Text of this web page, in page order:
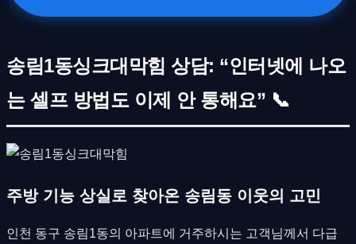
송림1동싱크대막힘 상담: “인터넷에 나오
는 셀프 방법도 이제 안 통해요” 📞
주방 기능 상실로 찾아온 송림동 이웃의 고민
인천 동구 송림1동의 아파트에 거주하시는 고객님께서 다급